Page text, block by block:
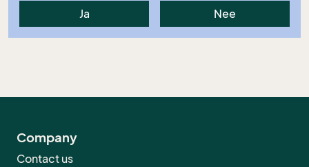
Ja Nee
Company
Contact us